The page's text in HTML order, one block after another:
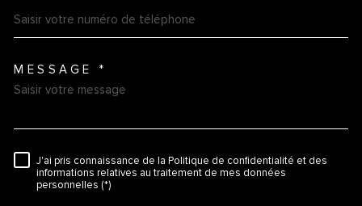
MESSAGE *
RÈGLEMENTATION
J'ai pris connaissance de la Politique de confidentialité et des
informations relatives au traitement de mes données
personnelles (*)